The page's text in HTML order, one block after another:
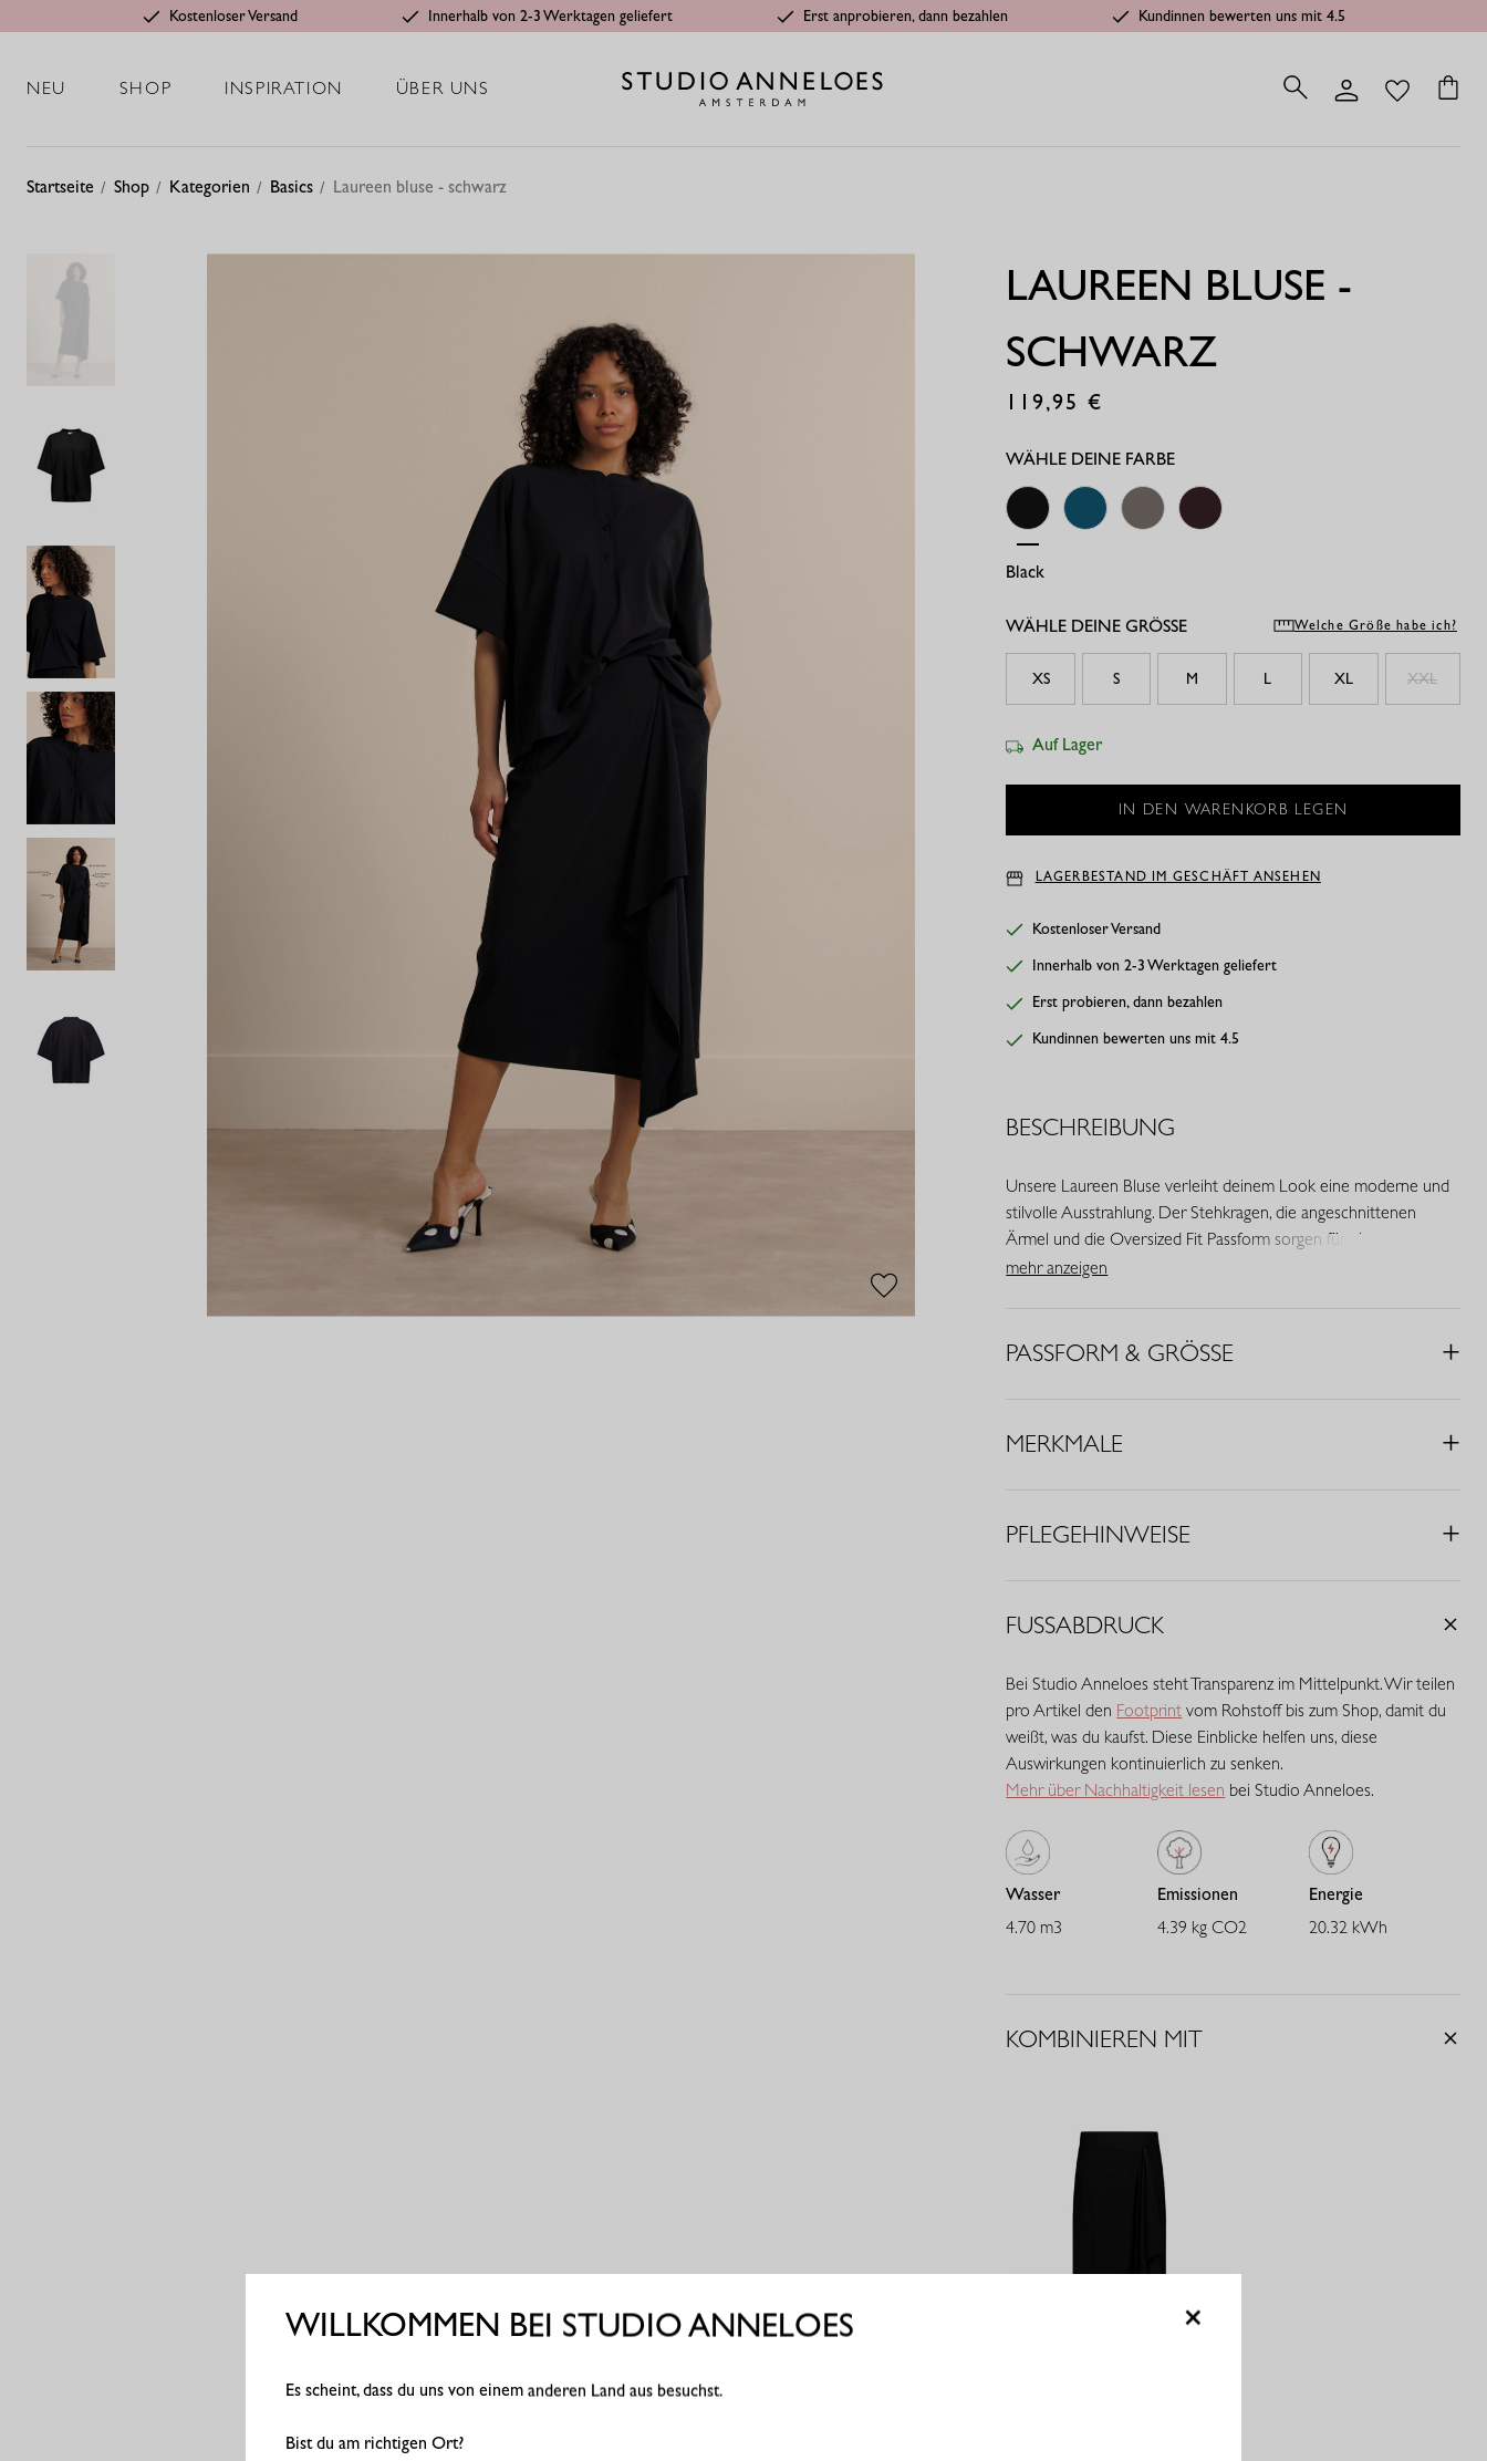
Kostenloser Versand Innerhalb von 2-3 Werktagen geliefert Erst anprobieren, dann bezahlen Kundinnen bewerten uns mit 4.5
NEU SHOP INSPIRATION ÜBER UNS
Startseite Shop Kategorien Basics Laureen bluse - schwarz
LAUREEN BLUSE -
SCHWARZ
119,95
WÄHLE DEINE FARBE
Black
WÄHLE DEINE GRÖSSE Welche Größe habe ich?
XS S M L XL XXL
Auf Lager
LAGERBESTAND IM GESCHÄFT ANSEHEN
Kostenloser Versand
Innerhalb von 2-3 Werktagen geliefert
Erst probieren, dann bezahlen
Kundinnen bewerten uns mit 4.5
BESCHREIBUNG
Unsere Laureen Bluse verleiht deinem Look eine moderne und
stilvolle Ausstrahlung. Der Stehkragen, die angeschnittenen
Ärmel und die Oversized Fit Passform sorgen für eine
zeitgemäße Silhouette mit hohem Tragekomfort. In der Farbe
• Angeschnittene Ärmel
• Material: Medium Travelstoff (75% Polyamid, 25% Elasthan)
kaum knittert und lange schön bleibt. Travelstoff Medium hat
eine raffinierte mittlere Stoffdicke und bietet eine ausgewogene
sich angenehm, verleiht ausreichend Body und behält zuverlässig
seine Passform. Eine vielseitige Qualität mit eleganter
Ausstrahlung.
mehr anzeigen
PASSFORM & GRÖSSE
MERKMALE
PFLEGEHINWEISE
FUSSABDRUCK
Bei Studio Anneloes steht Transparenz im Mittelpunkt. Wir teilen
pro Artikel den Footprint vom Rohstoff bis zum Shop, damit du
weißt, was du kaufst. Diese Einblicke helfen uns, diese
Auswirkungen kontinuierlich zu senken.
Mehr über Nachhaltigkeit lesen bei Studio Anneloes.
Wasser
4.70 m3
Emissionen
4.39 kg CO2
Energie
20.32 kWh
KOMBINIEREN MIT
WILLKOMMEN BEI STUDIO ANNELOES ×
Es scheint, dass du uns von einem anderen Land aus besuchst.
Bist du am richtigen Ort?